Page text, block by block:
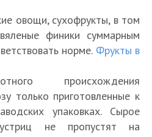
овощи, сухофрукты, в том
финики суммарным
норме. Фрукты в
происхождения
только приготовленные к
упаковках. Сырое
не пропустят на